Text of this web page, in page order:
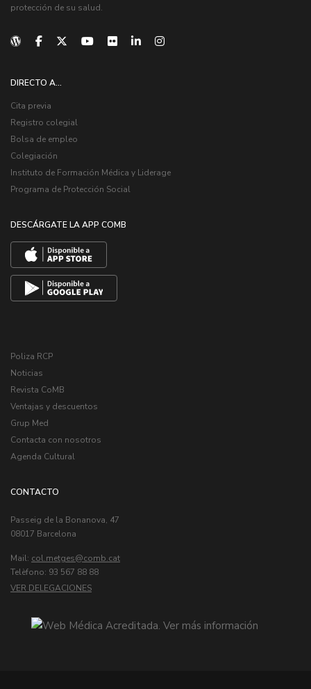
protección de su salud.
DIRECTO A...
Cita previa
Registro colegial
Bolsa de empleo
Colegiación
Instituto de Formación Médica y Liderage
Programa de Protección Social
DESCÁRGATE LA APP COMB
Poliza RCP
Noticias
Revista CoMB
Ventajas y descuentos
Grup Med
Contacta con nosotros
Agenda Cultural
CONTACTO
Passeig de la Bonanova, 47
08017 Barcelona
Mail: col.metges
Telèfono: 93 567 88 88
VER DELEGACIONES